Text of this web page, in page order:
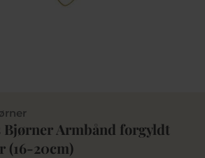
Bjørner Armbånd forgyldt
(16-20cm)